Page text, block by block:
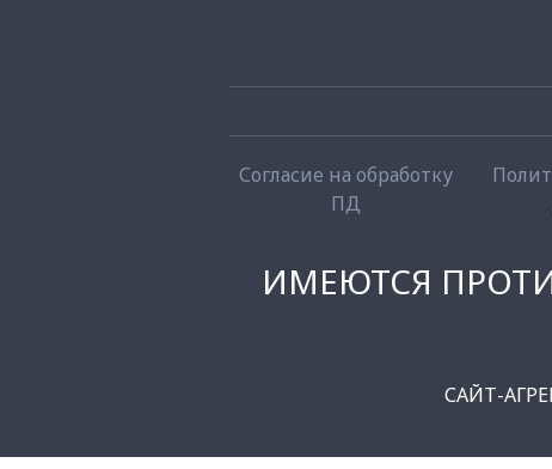
Согласие на обработку
ПД
ИМЕЮТСЯ
САЙТ-